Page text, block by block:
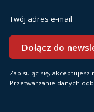
Twój adres e-mail
Dołącz do
Zapisując się,
Przetwarzanie danych